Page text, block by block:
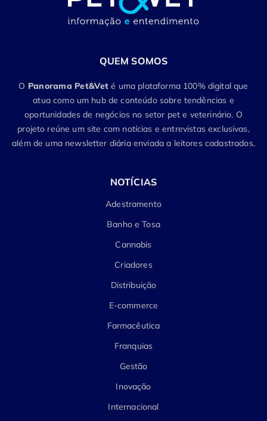
QUEM SOMOS
O Panorama Pet&Vet é uma plataforma 100% digital que
atua como um hub de conteúdo sobre tendências e
oportunidades de negócios no setor pet e veterinário. O
projeto reúne um site com notícias e entrevistas exclusivas,
além de uma newsletter diária enviada a leitores cadastrados.
NOTÍCIAS
Adestramento
Banho e Tosa
Cannabis
Criadores
Distribuição
E-commerce
Farmacêutica
Franquias
Gestão
Inovação
Internacional